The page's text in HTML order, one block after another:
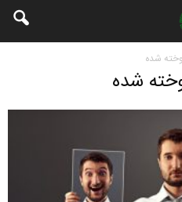
شده
شده